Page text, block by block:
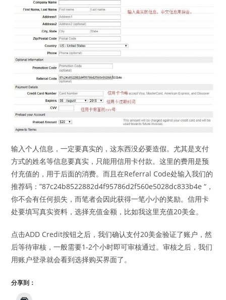
输入个人信息，一定要真实的，这东西没必要造假。尤其是支付
方式的姓名等信息要真实，只能用信用卡付款。这里的费用是预
付充值的，用于后面的消费。而且在Referral Code处输入我们的
推荐码：”87c24b8522882d4f95786d2f560e5028dc833b4e “，
你不会有任何损失，而笔者会因此获得一笔小小的奖励。信用卡
处要填写真实资料，选择充值金额，比如我这里充值20美金。
点击ADD Credit按钮之后，我们确认支付20美金验证了账户，然
后等待审核，一般需要1-2个小时即可审核通过。审核之后，我们
用账户登录就会看到选择购买界面了。
分享到：